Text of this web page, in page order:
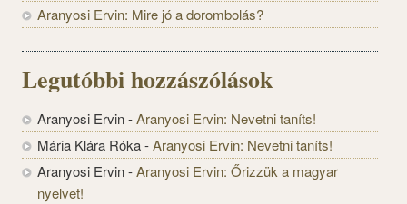
Aranyosi Ervin: Mire jó a dorombolás?
Legutóbbi hozzászólások
Aranyosi Ervin-Aranyosi Ervin: Nevetni taníts!
Mária Klára Róka-Aranyosi Ervin: Nevetni taníts!
Aranyosi Ervin-Aranyosi Ervin: Őrizzük a magyar
nyelvet!